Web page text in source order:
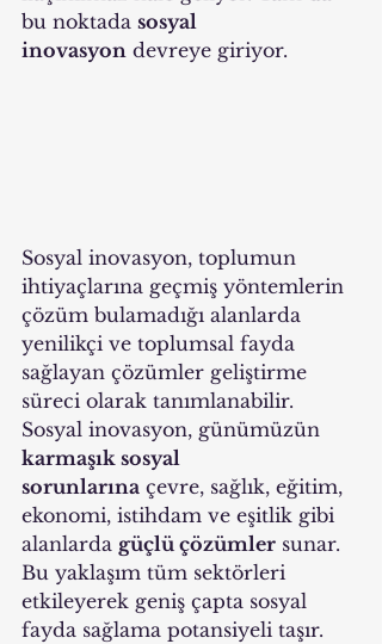
bu noktada sosyal
inovasyon devreye giriyor.
Sosyal inovasyon, toplumun
ihtiyaçlarına geçmiş yöntemlerin
çözüm bulamadığı alanlarda
yenilikçi ve toplumsal fayda
sağlayan çözümler geliştirme
süreci olarak tanımlanabilir.
Sosyal inovasyon, günümüzün
karmaşık sosyal
sorunlarına çevre, sağlık, eğitim,
ekonomi, istihdam ve eşitlik gibi
alanlarda güçlü çözümler sunar.
Bu yaklaşım tüm sektörleri
etkileyerek geniş çapta sosyal
fayda sağlama potansiyeli taşır.